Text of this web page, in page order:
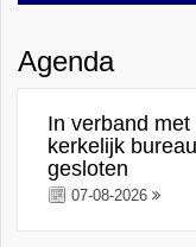
Agenda
In verband
kerkelijk
gesloten
07-08-2026